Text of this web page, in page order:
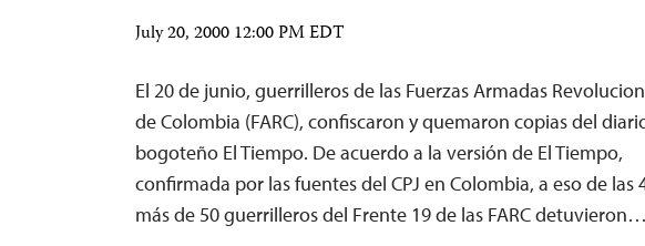
July 20, 2000 12:00 PM EDT
El 20 de junio, guerrilleros de las Fuerzas Armadas
de Colombia (FARC), confiscaron y quemaron copias del
bogoteño El Tiempo. De acuerdo a la versión de El Tiempo,
confirmada por las fuentes del CPJ en Colombia, a eso de las
más de 50 guerrilleros del Frente 19 de las FARC detuvieron…